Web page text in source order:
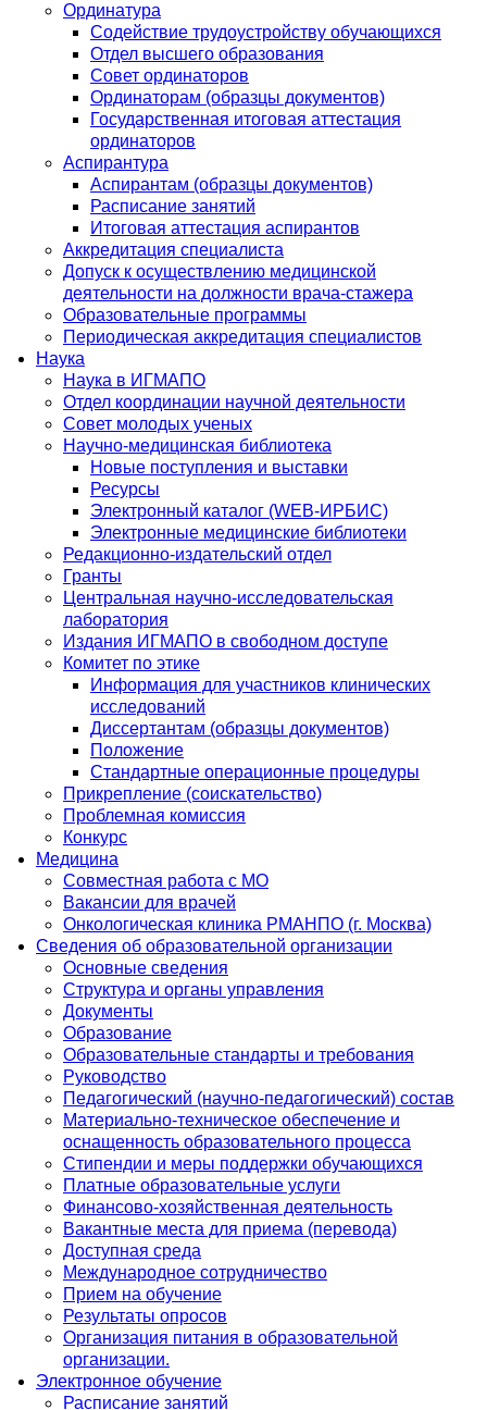
Ординатура
Содействие трудоустройству обучающихся
Отдел высшего образования
Совет ординаторов
Ординаторам (образцы документов)
Государственная итоговая аттестация
ординаторов
Аспирантура
Аспирантам (образцы документов)
Расписание занятий
Итоговая аттестация аспирантов
Аккредитация специалиста
Допуск к осуществлению медицинской
деятельности на должности врача-стажера
Образовательные программы
Периодическая аккредитация специалистов
Наука
Наука в ИГМАПО
Отдел координации научной деятельности
Совет молодых ученых
Научно-медицинская библиотека
Новые поступления и выставки
Ресурсы
Электронный каталог (WEB-ИРБИС)
Электронные медицинские библиотеки
Редакционно-издательский отдел
Гранты
Центральная научно-исследовательская
лаборатория
Издания ИГМАПО в свободном доступе
Комитет по этике
Информация для участников клинических
исследований
Диссертантам (образцы документов)
Положение
Стандартные операционные процедуры
Прикрепление (соискательство)
Проблемная комиссия
Конкурс
Медицина
Совместная работа с МО
Вакансии для врачей
Онкологическая клиника РМАНПО (г. Москва)
Сведения об образовательной организации
Основные сведения
Структура и органы управления
Документы
Образование
Образовательные стандарты и требования
Руководство
Педагогический (научно-педагогический) состав
Материально-техническое обеспечение и
оснащенность образовательного процесса
Стипендии и меры поддержки обучающихся
Платные образовательные услуги
Финансово-хозяйственная деятельность
Вакантные места для приема (перевода)
Доступная среда
Международное сотрудничество
Прием на обучение
Результаты опросов
Организация питания в образовательной
организации.
Электронное обучение
Расписание занятий